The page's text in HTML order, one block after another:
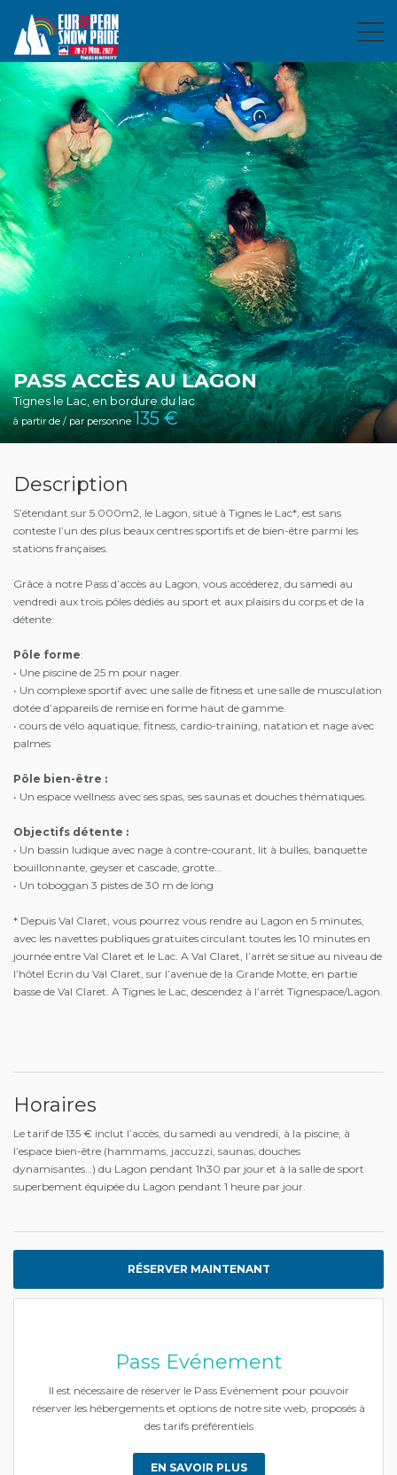
PASS ACCÈS AU LAGON
Tignes le Lac, en bordure du lac
à partir de / par personne 135€
Description
S’étendant sur 5.000m2, le Lagon, situé à Tignes le Lac*, est sans
conteste l’un des plus beaux centres sportifs et de bien-être parmi les
stations françaises.
Grâce à notre Pass d’accès au Lagon, vous accéderez, du samedi au
vendredi aux trois pôles dédiés au sport et aux plaisirs du corps et de la
détente:
Pôle forme:
• Une piscine de 25 m pour nager.
• Un complexe sportif avec une salle de fitness et une salle de musculation
dotée d’appareils de remise en forme haut de gamme.
• cours de vélo aquatique, fitness, cardio-training, natation et nage avec
palmes
Pôle bien-être :
• Un espace wellness avec ses spas, ses saunas et douches thématiques.
Objectifs détente :
• Un bassin ludique avec nage à contre-courant, lit à bulles, banquette
bouillonnante, geyser et cascade, grotte…
• Un toboggan 3 pistes de 30 m de long
* Depuis Val Claret, vous pourrez vous rendre au Lagon en 5 minutes,
avec les navettes publiques gratuites circulant toutes les 10 minutes en
journée entre Val Claret et le Lac. A Val Claret, l’arrêt se situe au niveau de
l’hôtel Ecrin du Val Claret, sur l’avenue de la Grande Motte, en partie
basse de Val Claret. A Tignes le Lac, descendez à l’arrêt Tignespace/Lagon.
Horaires
Le tarif de 135 € inclut l’accès, du samedi au vendredi, à la piscine, à
l’espace bien-être (hammams, jaccuzzi, saunas, douches
dynamisantes…) du Lagon pendant 1h30 par jour et à la salle de sport
superbement équipée du Lagon pendant 1 heure par jour.
RÉSERVER MAINTENANT
Pass Evénement
Il est nécessaire de réserver le Pass Evénement pour pouvoir
réserver les hébergements et options de notre site web, proposés à
des tarifs préférentiels
EN SAVOIR PLUS